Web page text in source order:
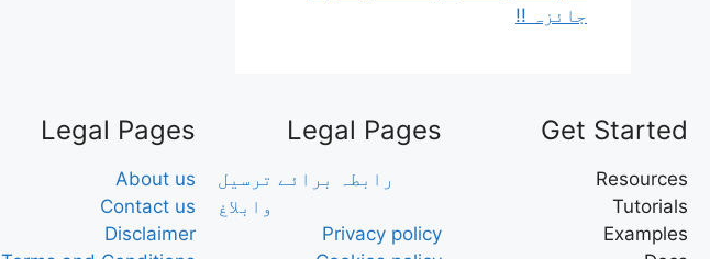
جائزہ !!
Get Started
Resources
Tutorials
Examples
Legal Pages
رابطہ برائے ترسیل
وابلاغ
Privacy policy
Legal Pages
About us
Contact us
Disclaimer